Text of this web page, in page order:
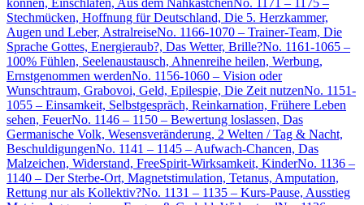
können, Einschlafen, Aus dem NähkästchenNo. 1171 – 1175 –
Stechmücken, Hoffnung für Deutschland, Die 5. Herzkammer,
Augen und Leber, AstralreiseNo. 1166-1070 – Trainer-Team, Die
Sprache Gottes, Energieraub?, Das Wetter, Brille?No. 1161-1065 –
100% Fühlen, Seelenaustausch, Ahnenreihe heilen, Werbung,
Ernstgenommen werdenNo. 1156-1060 – Vision oder
Wunschtraum, Grabovoi, Geld, Epilespie, Die Zeit nutzenNo. 1151-
1055 – Einsamkeit, Selbstgespräch, Reinkarnation, Frühere Leben
sehen, FeuerNo. 1146 – 1150 – Bewertung loslassen, Das
Germanische Volk, Wesensveränderung, 2 Welten / Tag & Nacht,
BeschuldigungenNo. 1141 – 1145 – Aufwach-Chancen, Das
Malzeichen, Widerstand, FreeSpirit-Wirksamkeit, KinderNo. 1136 –
1140 – Der Sterbe-Ort, Magnetstimulation, Tetanus, Amputation,
Rettung nur als Kollektiv?No. 1131 – 1135 – Kurs-Pause, Ausstieg